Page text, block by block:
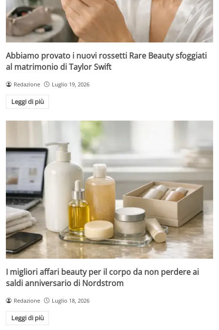
Abbiamo provato i nuovi rossetti Rare Beauty sfoggiati
al matrimonio di Taylor Swift
Redazione Luglio 19, 2026
Leggi di più
I migliori affari beauty per il corpo da non perdere ai
saldi anniversario di Nordstrom
Redazione Luglio 18, 2026
Leggi di più